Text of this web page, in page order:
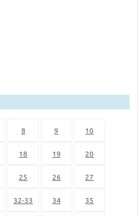
8 9 10
18 19 20
25 26 27
32-33 34 35